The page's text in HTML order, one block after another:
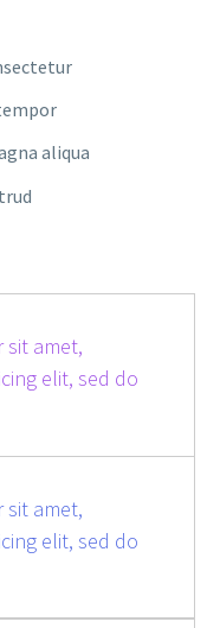
aliqua
sit amet,
elit, sed do
sit amet,
elit, sed do